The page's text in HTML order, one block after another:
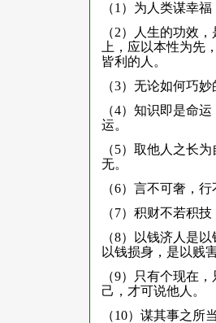
（1）为人类谋幸
（2）人生的功效
上，应以本性为先
皆利的人。
（3）无论如何巧
（4）知识即是命
运。
（5）取他人之长
无。
（6）言不可奢，
（7）积财不若积
（8）以钱济人是
以钱损身，是以贱
（9）只有个现在
己，才可说他人。
（10）谋其事之所